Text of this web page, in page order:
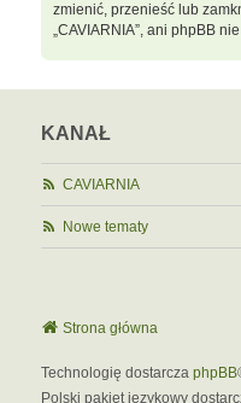
zmienić, przenieść lub
„CAVIARNIA”, ani phpBB
KANAŁ
CAVIARNIA
Nowe tematy
Strona główna
Technologię dostarcza phpBB
Polski pakiet językowy